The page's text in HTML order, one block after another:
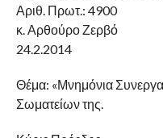
Αριθ. Πρωτ.: 4900
κ. Αρθούρο
24.2.2014
Θέμα: «Μνημόνια
Σωματείων της.